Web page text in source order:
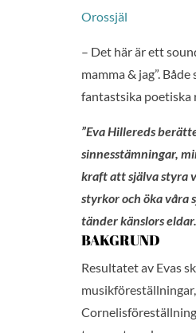
Orossjäl
– Det här är ett
mamma & jag”.
fantastsika poetiska
”Eva Hillereds
sinnesstämningar,
kraft att själva styra
styrkor och öka våra
tänder känslors
BAKGRUND
Resultatet av Evas